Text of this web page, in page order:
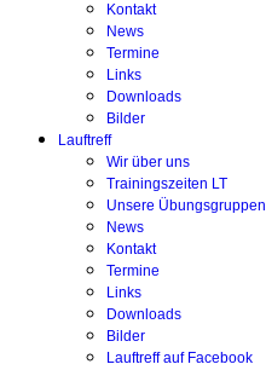
Kontakt
News
Termine
Links
Downloads
Bilder
Lauftreff
Wir über uns
Trainingszeiten LT
Unsere Übungsgruppen
News
Kontakt
Termine
Links
Downloads
Bilder
Lauftreff auf Facebook